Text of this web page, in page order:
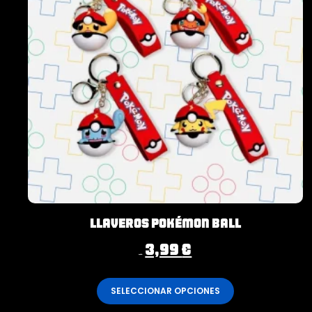
Llaveros Pokémon Ball
4,99€ 3,99€
SELECCIONAR OPCIONES